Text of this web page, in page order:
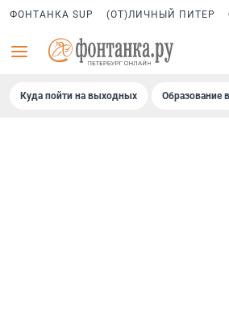
ФОНТАНКА SUP (ОТ)ЛИЧНЫЙ ПИТЕР
Куда пойти на выходных Образование